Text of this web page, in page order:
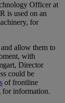
Officer at
is used on an
for
allow them to
with
Director
could be
of frontline
for information.